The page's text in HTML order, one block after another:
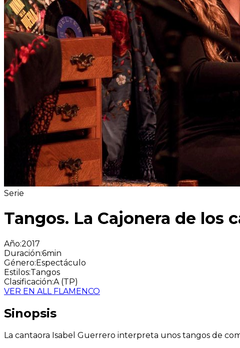
Serie
Tangos. La Cajonera de los
Año:2017
Duración:6min
Género:Espectáculo
Estilos:Tangos
Clasificación:A (TP)
VER EN ALL FLAMENCO
Sinopsis
La cantaora Isabel Guerrero interpreta unos tangos de